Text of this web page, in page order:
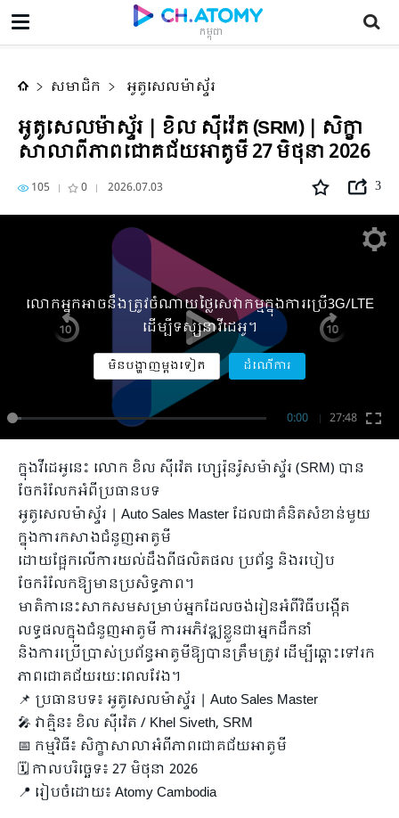
កម្ពុជា
សមាជិក អូតូសេលម៉ាស្ទ័រ
អូតូសេលម៉ាស្ទ័រ | ខិល ស៊ីវ៉េត (SRM) | សិក្ខា
សាលាពីភាពជោគជ័យអាតូមី 27 មិថុនា 2026
105 0 2026.07.03 3
0:00 27:48
លោកអ្នកអាចនឹងត្រូវចំណាយថ្លៃសេវាកម្មក្នុងការប្រើ3G/LTE
ដើម្បីទស្សនាវីដេអូ។
មិនបង្ហាញម្តងទៀត ដំណើការ
ក្នុងវីដេអូនេះ លោក ខិល ស៊ីវ៉េត ហ្សេរ៉ុនរ៉ូសម៉ាស្ទ័រ (SRM) បាន
ចែករំលែកអំពីប្រធានបទ
អូតូសេលម៉ាស្ទ័រ | Auto Sales Master ដែលជាគំនិតសំខាន់មួយ
ក្នុងការកសាងជំនួញអាតូមី
ដោយផ្អែកលើការយល់ដឹងពីផលិតផល ប្រព័ន្ធ និងរបៀប
ចែករំលែកឱ្យមានប្រសិទ្ធភាព។
មាតិកានេះសាកសមសម្រាប់អ្នកដែលចង់រៀនអំពីវិធីបង្កើត
លទ្ធផលក្នុងជំនួញអាតូមី ការអភិវឌ្ឍខ្លួនជាអ្នកដឹកនាំ
និងការប្រើប្រាស់ប្រព័ន្ធអាតូមីឱ្យបានត្រឹមត្រូវ ដើម្បីឆ្ពោះទៅរក
ភាពជោគជ័យរយៈពេលវែង។
📌 ប្រធានបទ៖ អូតូសេលម៉ាស្ទ័រ | Auto Sales Master
🎤 វាគ្មិន៖ ខិល ស៊ីវ៉េត / Khel Siveth, SRM
📅 កម្មវិធី៖ សិក្ខាសាលាអំពីភាពជោគជ័យអាតូមី
🗓️ កាលបរិច្ឆេទ៖ 27 មិថុនា 2026
📍 រៀបចំដោយ៖ Atomy Cambodia